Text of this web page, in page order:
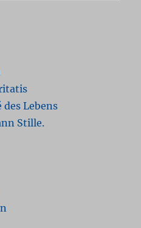
Lebens
Stille.